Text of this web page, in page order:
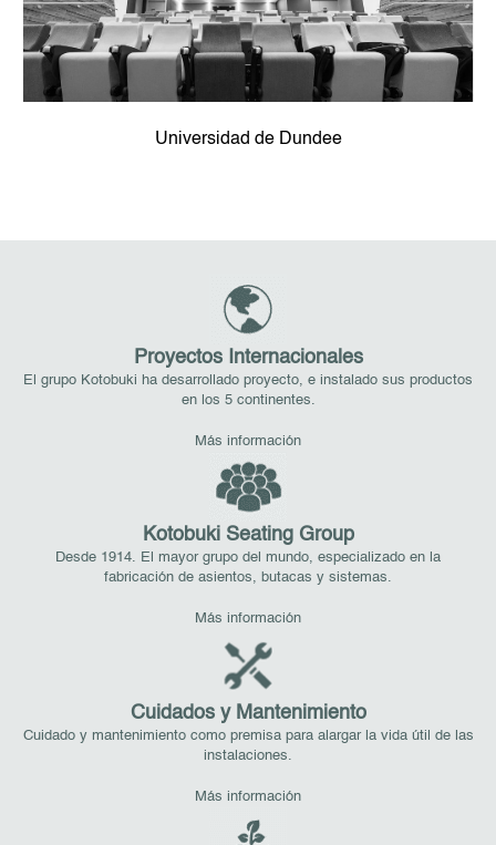
Universidad de Dundee
Proyectos Internacionales
El grupo Kotobuki ha desarrollado proyecto, e instalado sus productos
en los 5 continentes.
Más información
Kotobuki Seating Group
Desde 1914. El mayor grupo del mundo, especializado en la
fabricación de asientos, butacas y sistemas.
Más información
Cuidados y Mantenimiento
Cuidado y mantenimiento como premisa para alargar la vida útil de las
instalaciones.
Más información